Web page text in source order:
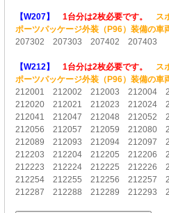
【W207】 1台分は2枚必要です。
ス
ポーツパッケージ外装（P96）装備の車
207302 207303 207402 207403
【W212】 1台分は2枚必要です。
ス
ポーツパッケージ外装（P96）装備の車
212001 212002 212003 212004
212020 212021 212023 212024
212041 212047 212048 212052
212056 212057 212059 212080
212089 212093 212094 212097
212203 212204 212205 212206
212223 212224 212225 212226
212254 212255 212256 212257
212287 212288 212289 212293